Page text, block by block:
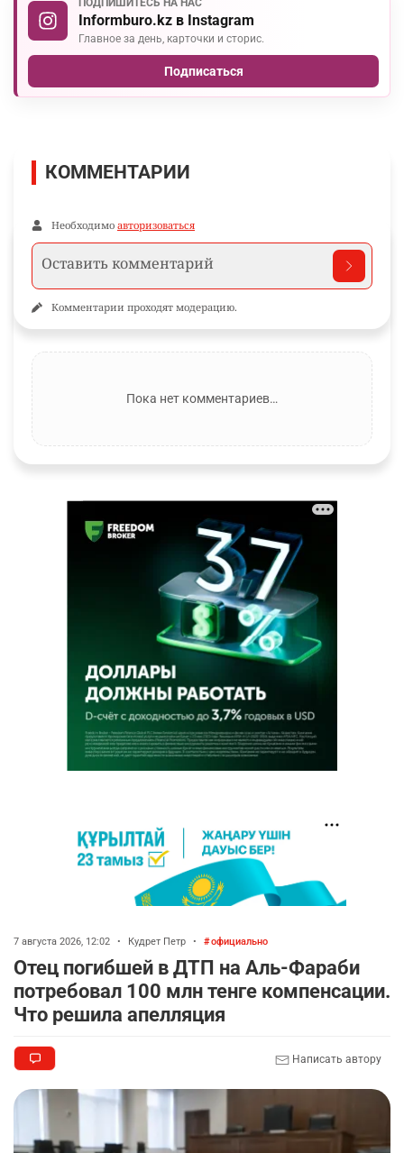
ПОДПИШИТЕСЬ НА НАС
Informburo.kz в Instagram
Главное за день, карточки и сторис.
Подписаться
КОММЕНТАРИИ
Необходимо авторизоваться
Комментарии проходят модерацию.
Пока нет комментариев…
7 августа 2026, 12:02 • Кудрет Петр • официально
Отец погибшей в ДТП на Аль-Фараби
потребовал 100 млн тенге компенсации.
Что решила апелляция
Написать автору